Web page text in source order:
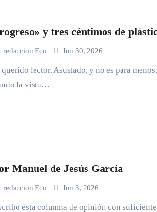
y tres céntimos de
redaccion Eco Jun 30, 2026
querido lector. Asustado, y no es para
la vista…
Manuel de Jesús García
redaccion Eco Jun 3, 2026
ésta columna de opinión con